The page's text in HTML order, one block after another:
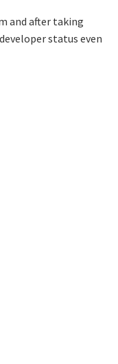
and after taking
status even